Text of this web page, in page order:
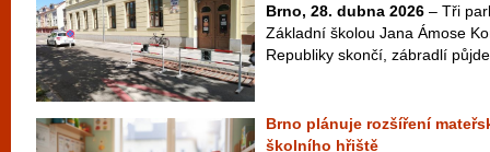
Brno, 28. dubna 2026 – Tři
Základní školou Jana Ámose
Republiky skončí, zábradlí
Brno plánuje rozšíření
školního hřiště